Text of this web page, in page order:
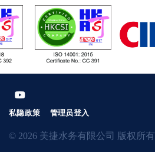
私隐政策 管理员登入
© 2026 美捷水务有限公司 版权所有